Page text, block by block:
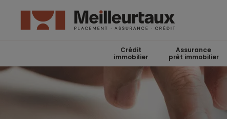
Crédit
immobilier
Assurance
prêt immobilier